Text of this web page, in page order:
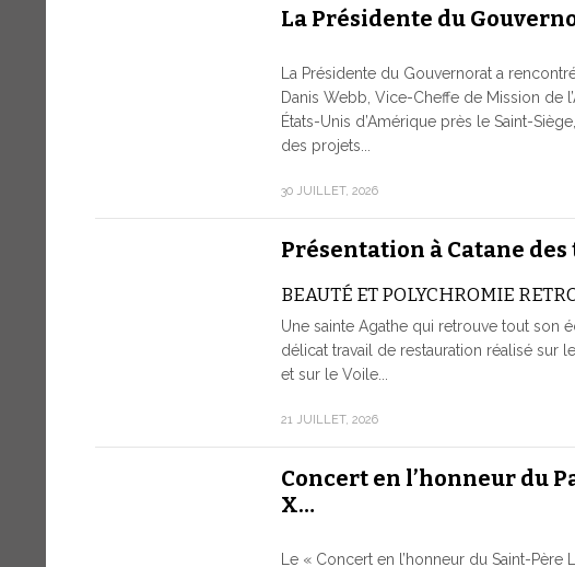
La Présidente du
La Présidente du Gouvernorat a
Danis Webb, Vice-Cheffe de Mission de
États-Unis d’Amérique près le Saint-
des projets...
30 JUILLET, 2026
Présentation à Catane
BEAUTÉ ET POLYCHROMIE
Une sainte Agathe qui retrouve tout son
délicat travail de restauration réalisé sur
et sur le Voile...
21 JUILLET, 2026
Concert en l’honneur du
X…
Le « Concert en l’honneur du Saint-Père